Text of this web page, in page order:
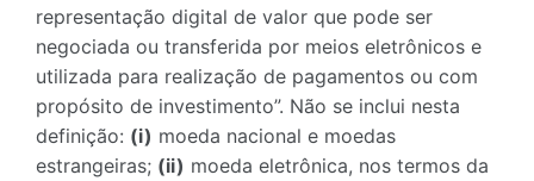
representação digital de valor que pode ser
negociada ou transferida por meios eletrônicos e
utilizada para realização de pagamentos ou com
propósito de investimento”. Não se inclui nesta
definição: (i) moeda nacional e moedas
estrangeiras; (ii) moeda eletrônica, nos termos da